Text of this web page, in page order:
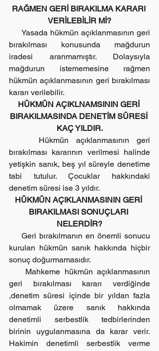
RAĞMEN GERİ BIRAKILMA KARARI
VERİLEBİLİR Mİ?
bırakılması konusunda mağdurun
iradesi aranmamıştır. Dolaysıyla
mağdurun istememesine rağmen
hükmün açıklanmasının geri bırakılması
kararı verilebilir.
HÜKMÜN AÇIKLNAMSININ GERİ
BIRAKILMASINDA DENETİM SÜRESİ
KAÇ YILDIR.
bırakılması kararının verilmesi halinde
yetişkin sanık, beş yıl süreyle denetime
tabi tutulur. Çocuklar hakkındaki
denetim süresi ise 3 yıldır.
HÜKMÜN AÇIKLANMASININ GERİ
BIRAKILMASI SONUÇLARI
NELERDİR?
kurulan hükmün sanık hakkında hiçbir
sonuç doğurmamasıdır.
geri bırakılması kararı verdiğinde
,denetim süresi içinde bir yıldan fazla
olmamak üzere sanık hakkında
denetimli serbestlik tedbirlerinden
birinin uygulanmasına da karar verir.
Hakimin denetimli serbestlik verme